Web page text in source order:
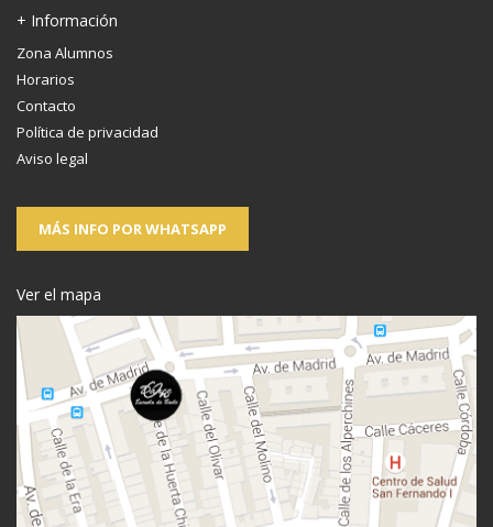
+ Información
Zona Alumnos
Horarios
Contacto
Política de privacidad
Aviso legal
MÁS INFO POR WHATSAPP
Ver el mapa